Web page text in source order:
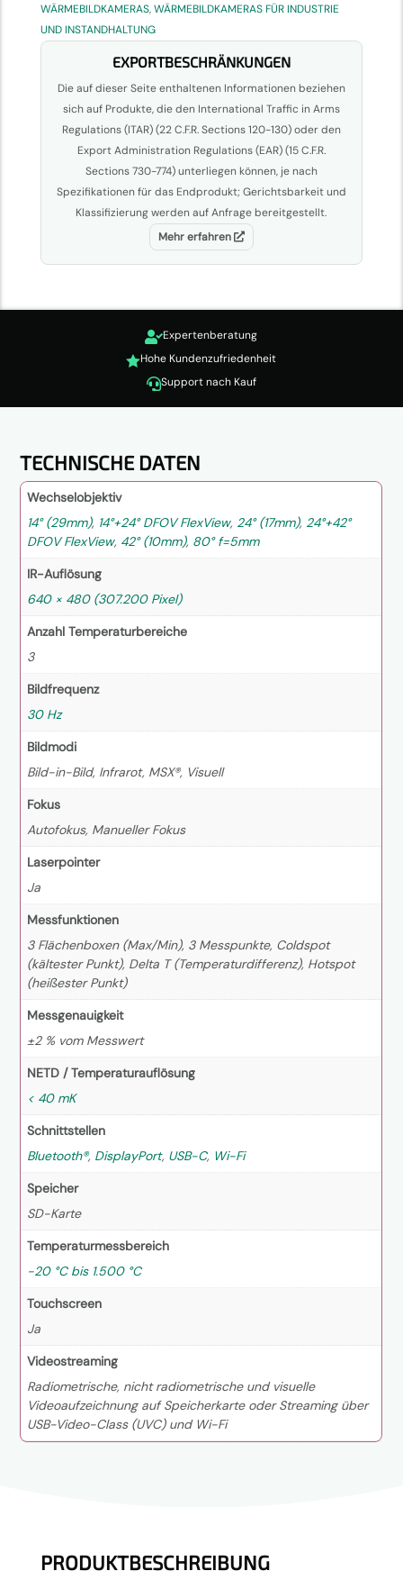
WÄRMEBILDKAMERAS,WÄRMEBILDKAMERAS FÜR INDUSTRIE
UND INSTANDHALTUNG
EXPORTBESCHRÄNKUNGEN
Die auf dieser Seite enthaltenen Informationen beziehen
sich auf Produkte, die den International Traffic in Arms
Regulations (ITAR) (22 C.F.R. Sections 120-130) oder den
Export Administration Regulations (EAR) (15 C.F.R.
Sections 730-774) unterliegen können, je nach
Spezifikationen für das Endprodukt; Gerichtsbarkeit und
Klassifizierung werden auf Anfrage bereitgestellt.
Mehr erfahren
Expertenberatung
Hohe Kundenzufriedenheit
Support nach Kauf
TECHNISCHE DATEN
Wechselobjektiv
14° (29mm), 14°+24° DFOV FlexView, 24° (17mm), 24°+42°
DFOV FlexView, 42° (10mm), 80° f=5mm
IR-Auflösung
640 × 480 (307.200 Pixel)
Anzahl Temperaturbereiche
3
Bildfrequenz
30 Hz
Bildmodi
Bild-in-Bild, Infrarot, MSX®, Visuell
Fokus
Autofokus, Manueller Fokus
Laserpointer
Ja
Messfunktionen
3 Flächenboxen (Max/Min), 3 Messpunkte, Coldspot
(kältester Punkt), Delta T (Temperaturdifferenz), Hotspot
(heißester Punkt)
Messgenauigkeit
±2 % vom Messwert
NETD / Temperaturauflösung
< 40 mK
Schnittstellen
Bluetooth®, DisplayPort, USB-C, Wi-Fi
Speicher
SD-Karte
Temperaturmessbereich
-20 °C bis 1.500 °C
Touchscreen
Ja
Videostreaming
Radiometrische, nicht radiometrische und visuelle
Videoaufzeichnung auf Speicherkarte oder Streaming über
USB-Video-Class (UVC) und Wi-Fi
PRODUKTBESCHREIBUNG